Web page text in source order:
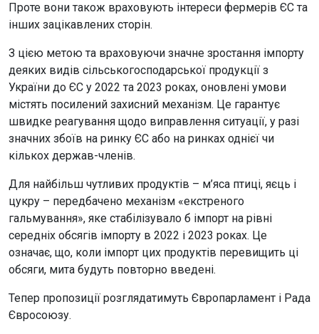
Проте вони також враховують інтереси фермерів ЄС та
інших зацікавлених сторін.
З цією метою та враховуючи значне зростання імпорту
деяких видів сільськогосподарської продукції з
України до ЄС у 2022 та 2023 роках, оновлені умови
містять посилений захисний механізм. Це гарантує
швидке реагування щодо виправлення ситуації, у разі
значних збоїв на ринку ЄС або на ринках однієї чи
кількох держав-членів.
Для найбільш чутливих продуктів – м’яса птиці, яєць і
цукру – передбачено механізм «екстреного
гальмування», яке стабілізувало б імпорт на рівні
середніх обсягів імпорту в 2022 і 2023 роках. Це
означає, що, коли імпорт цих продуктів перевищить ці
обсяги, мита будуть повторно введені.
Тепер пропозиції розглядатимуть Європарламент і Рада
Євросоюзу.